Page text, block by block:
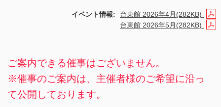
イベント情報:
台東館 2026年4月(282KB)
台東館 2026年5月(282KB)
ご案内できる催事はございません。
※催事のご案内は、主催者様のご希望に沿っ
て公開しております。